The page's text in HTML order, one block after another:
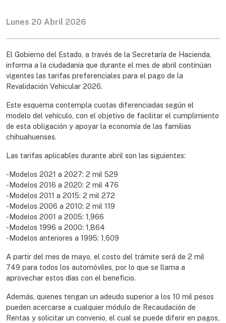
Lunes 20 Abril 2026
El Gobierno del Estado, a través de la Secretaría de Hacienda,
informa a la ciudadanía que durante el mes de abril continúan
vigentes las tarifas preferenciales para el pago de la
Revalidación Vehicular 2026.
Este esquema contempla cuotas diferenciadas según el
modelo del vehículo, con el objetivo de facilitar el cumplimiento
de esta obligación y apoyar la economía de las familias
chihuahuenses.
Las tarifas aplicables durante abril son las siguientes:
-Modelos 2021 a 2027: 2 mil 529
-Modelos 2016 a 2020: 2 mil 476
-Modelos 2011 a 2015: 2 mil 272
-Modelos 2006 a 2010: 2 mil 119
-Modelos 2001 a 2005: 1,966
-Modelos 1996 a 2000: 1,864
-Modelos anteriores a 1995: 1,609
A partir del mes de mayo, el costo del trámite será de 2 mil
749 para todos los automóviles, por lo que se llama a
aprovechar estos días con el beneficio.
Además, quienes tengan un adeudo superior a los 10 mil pesos
pueden acercarse a cualquier módulo de Recaudación de
Rentas y solicitar un convenio, el cual se puede diferir en pagos,